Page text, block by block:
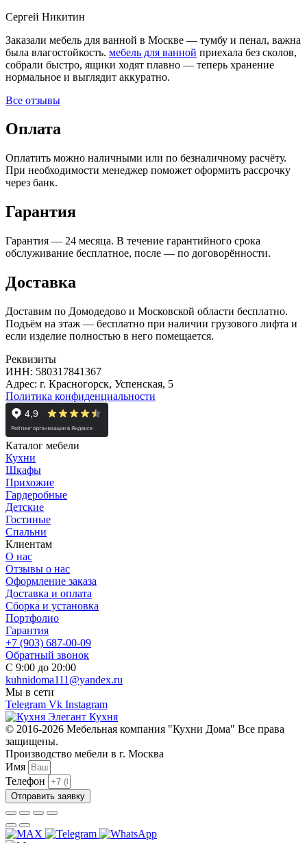
Сергей Никитин
Заказали мебель для ванной в Москве — тумбу и пенал, важна
была влагостойкость. мебель для ванной приехала без сколов,
собрали быстро, ящики ходят плавно — теперь хранение
нормальное и выглядит аккуратно.
Все отзывы
Оплата
Оплатить можно наличными или по безналичному расчёту.
При необходимости менеджер поможет оформить рассрочку
через банк.
Гарантия
Гарантия — 24 месяца. В течение гарантийного срока
обслуживание бесплатное, после — по договорённости.
Доставка
Доставим по Домодедово и Московской области бесплатно.
Подъём на этаж — бесплатно при наличии грузового лифта и
если изделие полностью в него помещается.
Реквизиты
ИНН: 580317841367
Адрес: г. Красногорск, Успенская, 5
Политика конфиденциальности
Каталог мебели
Кухни
Шкафы
Прихожие
Гардеробные
Детские
Гостиные
Спальни
Клиентам
О нас
Отзывы о нас
Оформление заказа
Доставка и оплата
Сборка и установка
Портфолио
Гарантия
+7 (903) 687-00-09
Обратный звонок
С 9:00 до 20:00
kuhnidoma111@yandex.ru
Мы в сети
Telegram Vk Instagram
© 2016-2026 Мебельная компания "Кухни Дома" Все права
защищены.
Производство мебели в г. Москва
Имя
Телефон
Отправить заявку